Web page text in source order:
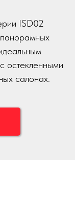
ISD02
панорамных
остекленными
салонах.